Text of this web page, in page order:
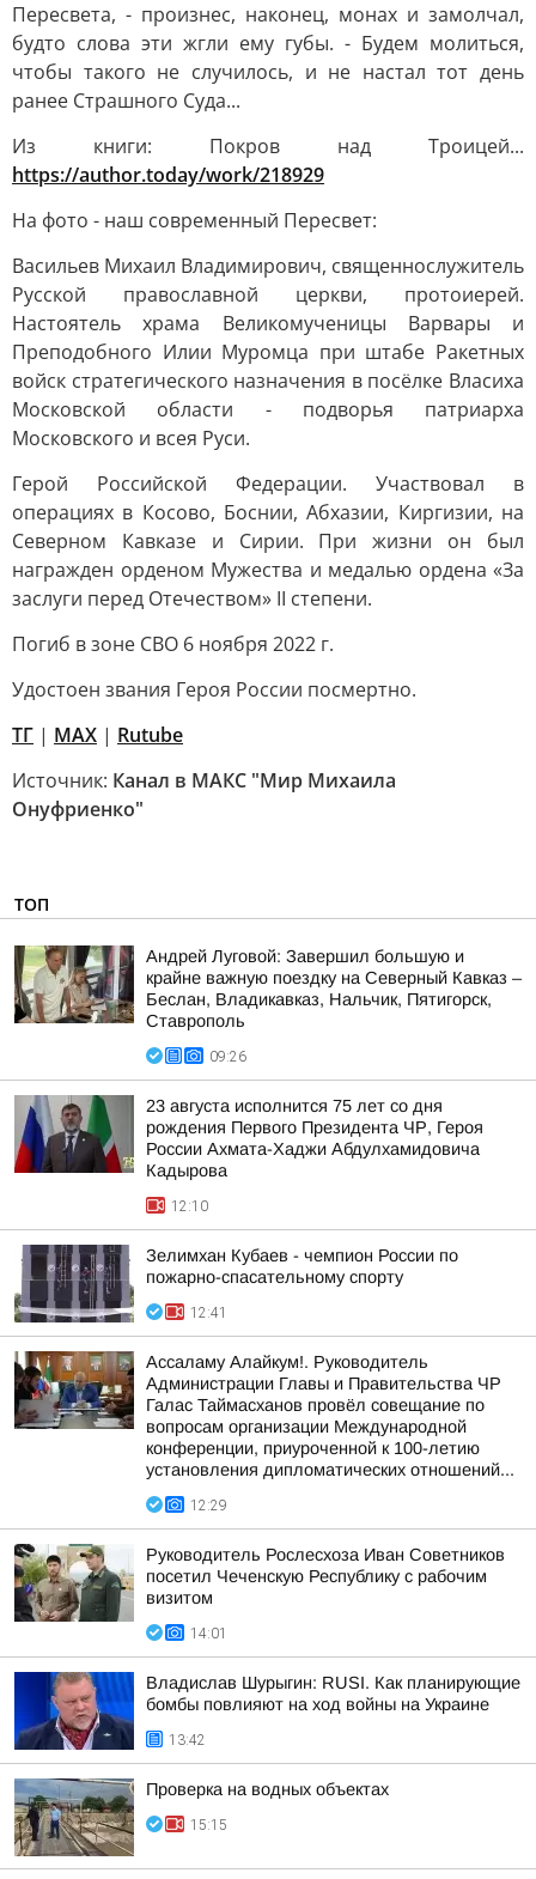
Пересвета, - произнес, наконец, монах и замолчал,
будто слова эти жгли ему губы. - Будем молиться,
чтобы такого не случилось, и не настал тот день
ранее Страшного Суда...
Из книги: Покров над Троицей...
https://author.today/work/218929
На фото - наш современный Пересвет:
Васильев Михаил Владимирович, священнослужитель
Русской православной церкви, протоиерей.
Настоятель храма Великомученицы Варвары и
Преподобного Илии Муромца при штабе Ракетных
войск стратегического назначения в посёлке Власиха
Московской области - подворья патриарха
Московского и всея Руси.
Герой Российской Федерации. Участвовал в
операциях в Косово, Боснии, Абхазии, Киргизии, на
Северном Кавказе и Сирии. При жизни он был
награжден орденом Мужества и медалью ордена «За
заслуги перед Отечеством» II степени.
Погиб в зоне СВО 6 ноября 2022 г.
Удостоен звания Героя России посмертно.
ТГ | МАХ | Rutube
Источник: Канал в МАКС "Мир Михаила
Онуфриенко"
ТОП
Андрей Луговой: Завершил большую и
крайне важную поездку на Северный Кавказ –
Беслан, Владикавказ, Нальчик, Пятигорск,
Ставрополь
09:26
23 августа исполнится 75 лет со дня
рождения Первого Президента ЧР, Героя
России Ахмата-Хаджи Абдулхамидовича
Кадырова
12:10
Зелимхан Кубаев - чемпион России по
пожарно-спасательному спорту
12:41
Ассаламу Алайкум!. Руководитель
Администрации Главы и Правительства ЧР
Галас Таймасханов провёл совещание по
вопросам организации Международной
конференции, приуроченной к 100-летию
установления дипломатических отношений...
12:29
Руководитель Рослесхоза Иван Советников
посетил Чеченскую Республику с рабочим
визитом
14:01
Владислав Шурыгин: RUSI. Как планирующие
бомбы повлияют на ход войны на Украине
13:42
Проверка на водных объектах
15:15